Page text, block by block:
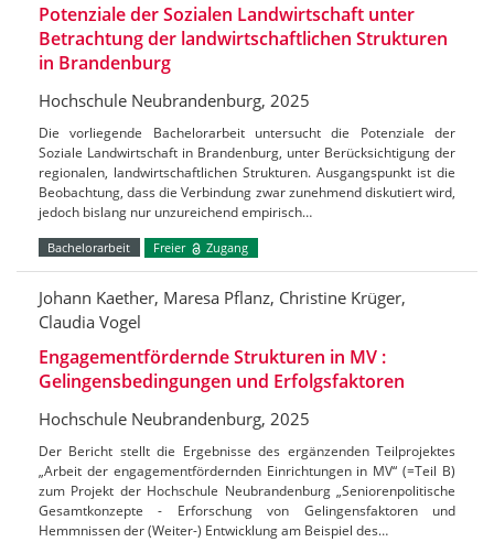
Potenziale der Sozialen Landwirtschaft unter
Betrachtung der landwirtschaftlichen Strukturen
in Brandenburg
Hochschule Neubrandenburg, 2025
Die vorliegende Bachelorarbeit untersucht die Potenziale der
Soziale Landwirtschaft in Brandenburg, unter Berücksichtigung der
regionalen, landwirtschaftlichen Strukturen. Ausgangspunkt ist die
Beobachtung, dass die Verbindung zwar zunehmend diskutiert wird,
jedoch bislang nur unzureichend empirisch…
Bachelorarbeit Freier Zugang
Johann Kaether, Maresa Pflanz, Christine Krüger,
Claudia Vogel
Engagementfördernde Strukturen in MV :
Gelingensbedingungen und Erfolgsfaktoren
Hochschule Neubrandenburg, 2025
Der Bericht stellt die Ergebnisse des ergänzenden Teilprojektes
„Arbeit der engagementfördernden Einrichtungen in MV“ (=Teil B)
zum Projekt der Hochschule Neubrandenburg „Seniorenpolitische
Gesamtkonzepte - Erforschung von Gelingensfaktoren und
Hemmnissen der (Weiter-) Entwicklung am Beispiel des…